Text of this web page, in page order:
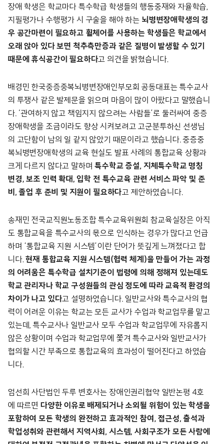
장애 학생은 학교마다 특수학급 학생들의 행동중재와 자율학습,
지필평가나 수행평가 시 구술을 해야 하는 뇌병변장애학생의 경
우 공간마련이 필요하고 휠체어를 사용하는 학생들은 학교에서
오래 앉아 있다 보면 척추측만증과 같은 질병이 발생할 수 있기
때문에 휴식공간이 필요하다고 의견을 밝혔습니다.
배경민 한국중증중복뇌병변장애인부모회 공동대표는 특수교사
의 투쟁사 같은 발제문을 읽으며 마음이 많이 아팠다고 말했습니
다. ‘관여하지 않고 책임지지 않으려는 사람들’로 둘러싸여 중증
장애학생을 조금이라도 향상 시켜보려고 고군분투하신 선생님
의 고단함이 남의 일 같지 않았기 때문이라고 했습니다. 중증중
복뇌병변장애학생의 교육 현실도 발표 사례의 통합교육 상황과
크게 다르지 않다고 말하며특수학교 증설, 지체특수학교 명칭
변경, 보조 인력 확대, 입학 전 특수교육 관련 서비스 파악 및 준
비, 졸업 후 준비 및 지원이 필요하다고 제안하였습니다.
송재민 전국교직원노동조합 특수교육위원회 참교육실장은 아직
도 통합교육을 특수교사의 몫으로 인식하는 경우가 많다고 언급
하며 ‘통합교육 지원 시스템’이란 단어가 뜻깊게 느껴졌다고 합
니다.현재 통합교육 지원 시스템(협력 체계)을 만들어 가는 과정
의 어려움은 특수학급 설치기준이 법령에 의해 정해져 있는데도
학교 관리자나 학교 구성원들의 관심 정도에 따라 교육적 환경의
차이가 나고 있다고 설명하였습니다. 일반교사와 특수교사의 협
력이 어려운 이유는 학교는 모든 교사가 수업과 학교업무를 맡고
있는데, 특수교사나 일반교사 모두 수업과 학교업무에 자유롭지
않은 상황이며 수업과 학교업무에 쫓겨 특수교사와 일반교사가
협의할 시간 부족으로 통합교육의 효과성이 떨어진다고 하였습
니다.
엄선희 사단법인 두루 변호사는 장애인권리협약 일반논평 4호
에 따르면 다양한 이유로 배제되거나 소외될 위험이 있는 학생을
포함하여 모든 학생의 완전하고 효과적인 참여, 접근성, 출석과
학업성취와 관련해서 지역사회, 시스템, 사회구조가 모든 사람에